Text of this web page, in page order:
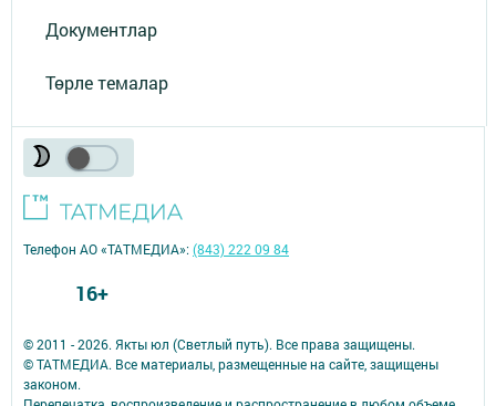
Документлар
Төрле темалар
© 2011 - 2026. Якты юл (Светлый путь). Все права защищены.
© ТАТМЕДИА. Все материалы, размещенные на сайте, защищены
законом.
Телефон АО «ТАТМЕДИА»:(843) 222 09 84
16+